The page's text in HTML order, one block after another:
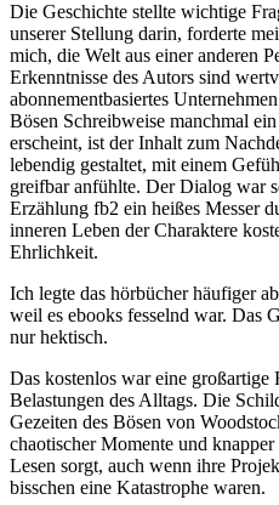
Die Geschichte stellte wichtige
unserer Stellung darin, forderte
mich, die Welt aus einer anderen
Erkenntnisse des Autors sind
abonnementbasiertes
Bösen Schreibweise manchmal
erscheint, ist der Inhalt zum
lebendig gestaltet, mit einem
greifbar anfühlte. Der Dialog war
Erzählung fb2 ein heißes Messer
inneren Leben der Charaktere
Ehrlichkeit.
Ich legte das hörbücher häufiger
weil es ebooks fesselnd war. Das
nur hektisch.
Das kostenlos war eine
Belastungen des Alltags. Die
Gezeiten des Bösen von
chaotischer Momente und
Lesen sorgt, auch wenn ihre
bisschen eine Katastrophe waren.